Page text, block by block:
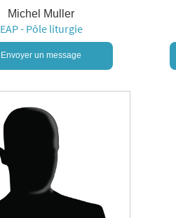
Michel Muller
EAP - Pôle liturgie
Envoyer un message